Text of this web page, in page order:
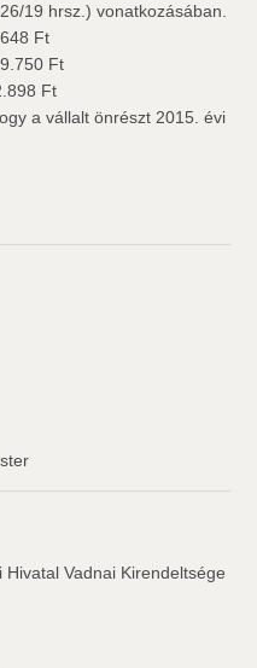
19 hrsz.) vonatkozásában.
Ft
Ft
Ft
a vállalt önrészt 2015. évi
Vadnai Kirendeltsége